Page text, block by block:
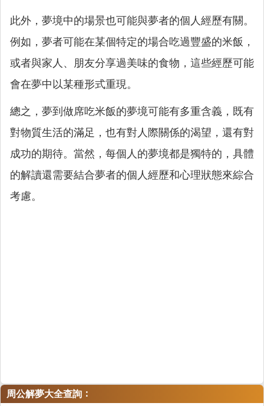
此外，夢境中的場景也可能與夢者的個人經歷有關。
例如，夢者可能在某個特定的場合吃過豐盛的米飯，
或者與家人、朋友分享過美味的食物，這些經歷可能
會在夢中以某種形式重現。
總之，夢到做席吃米飯的夢境可能有多重含義，既有
對物質生活的滿足，也有對人際關係的渴望，還有對
成功的期待。當然，每個人的夢境都是獨特的，具體
的解讀還需要結合夢者的個人經歷和心理狀態來綜合
考慮。
周公解夢大全查詢 ：